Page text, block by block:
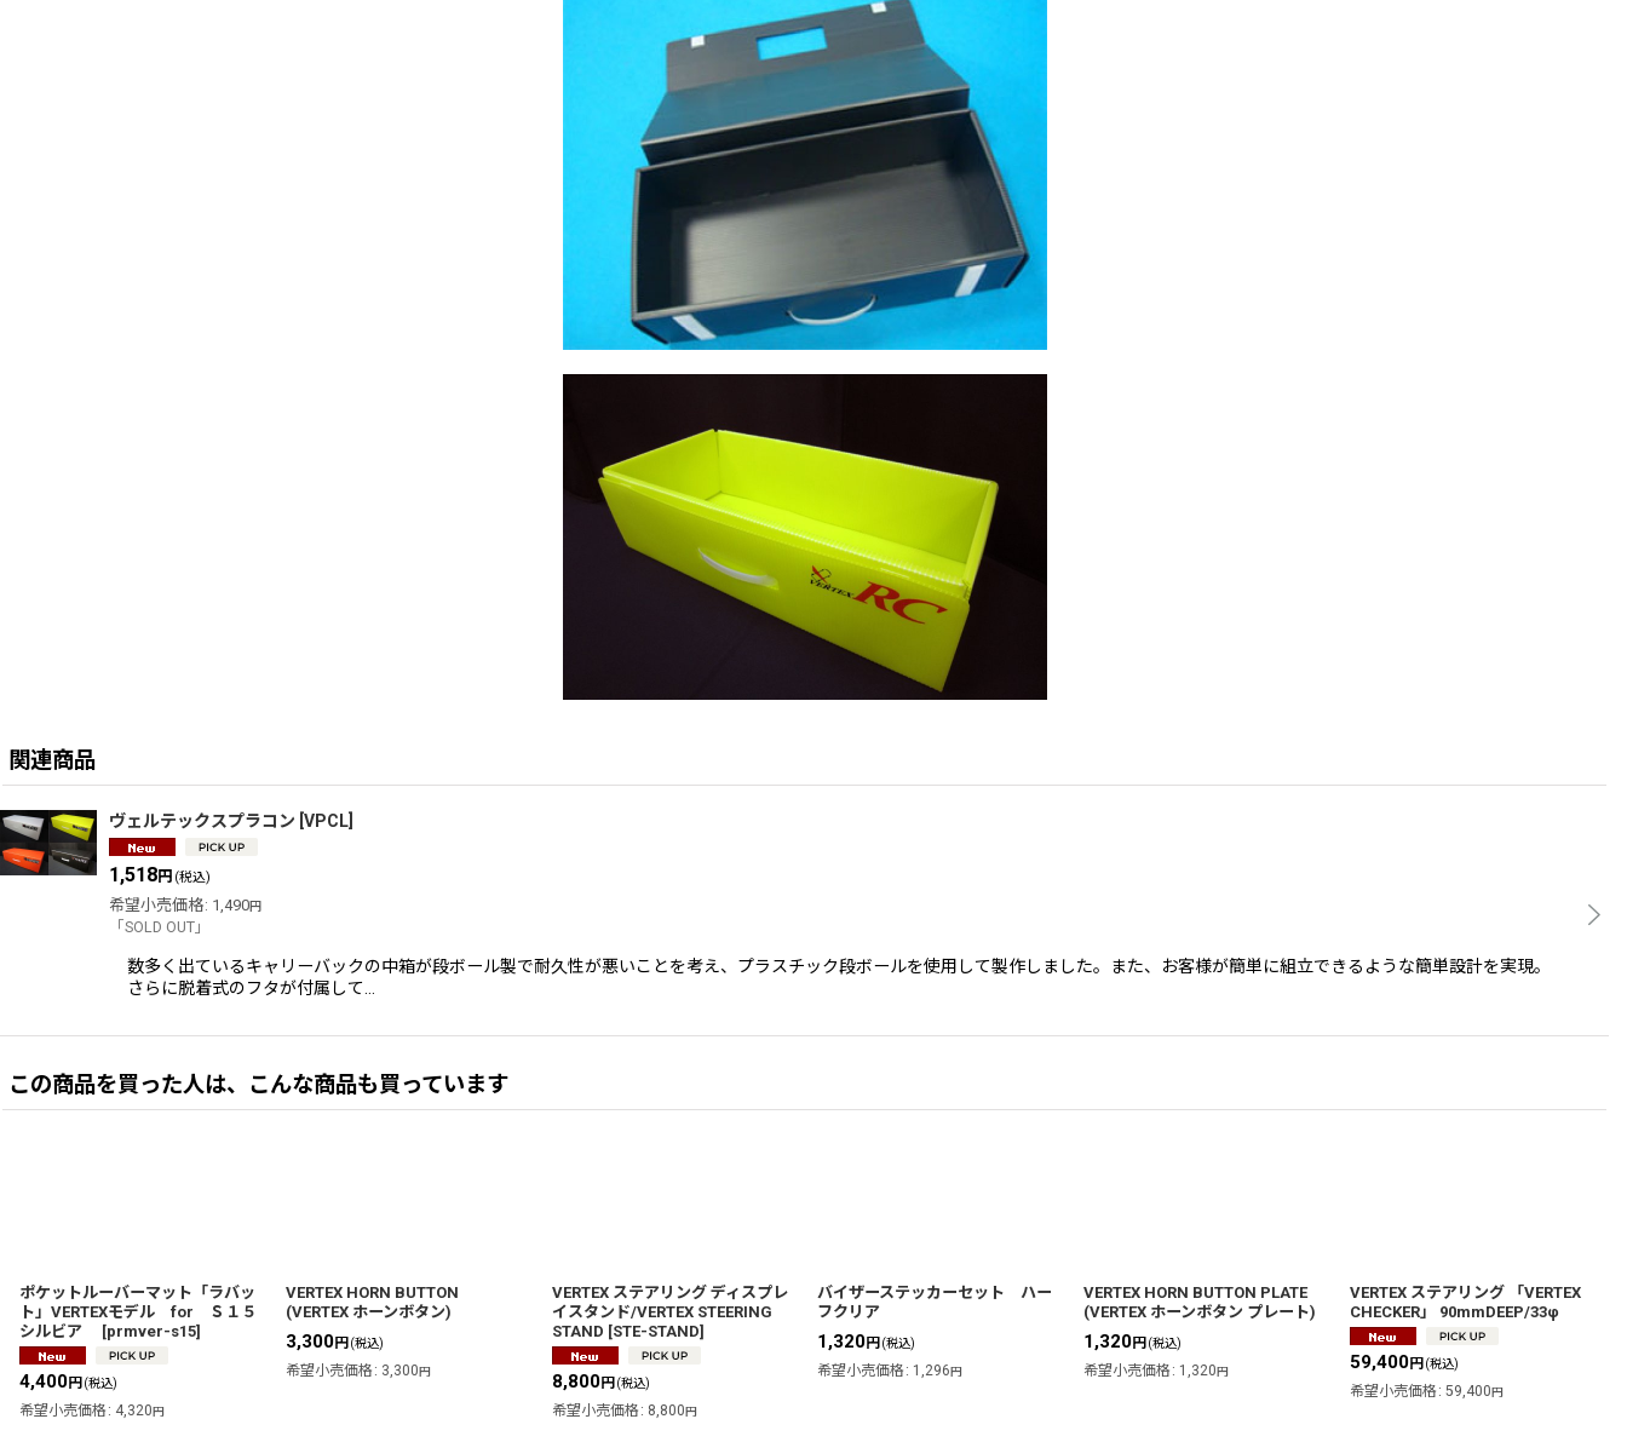
関連商品
ヴェルテックスプラコン VPCL
1,518円 (税込)
希望小売価格: 1,490円
「SOLD OUT」
数多く出ているキャリーバックの中箱が段ボール製で耐久性が悪いことを考え、プラスチック段ボールを使用して製作しました。また、お客様が簡単に組立できるような簡単設計を実現。
さらに脱着式のフタが付属して…
この商品を買った人は、こんな商品も買っています
ポケットルーバーマット「ラバッ
ト」VERTEXモデル for Ｓ１５
シルビア
[prmver-s15]
4,400円 (税込)
希望小売価格 : 4,320円
VERTEX HORN BUTTON
(VERTEX ホーンボタン)
3,300円 (税込)
希望小売価格 : 3,300円
VERTEX ステアリング ディスプレ
イスタンド/VERTEX STEERING
STAND [STE-STAND]
8,800円 (税込)
希望小売価格 : 8,800円
バイザーステッカーセット ハー
フクリア
1,320円 (税込)
希望小売価格 : 1,296円
VERTEX HORN BUTTON PLATE
(VERTEX ホーンボタン プレート)
1,320円 (税込)
希望小売価格 : 1,320円
VERTEX ステアリング 「VERTEX
CHECKER」 90mmDEEP/33φ
59,400円 (税込)
希望小売価格 : 59,400円